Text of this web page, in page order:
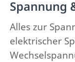
Spannung
Alles zur
elektrischer